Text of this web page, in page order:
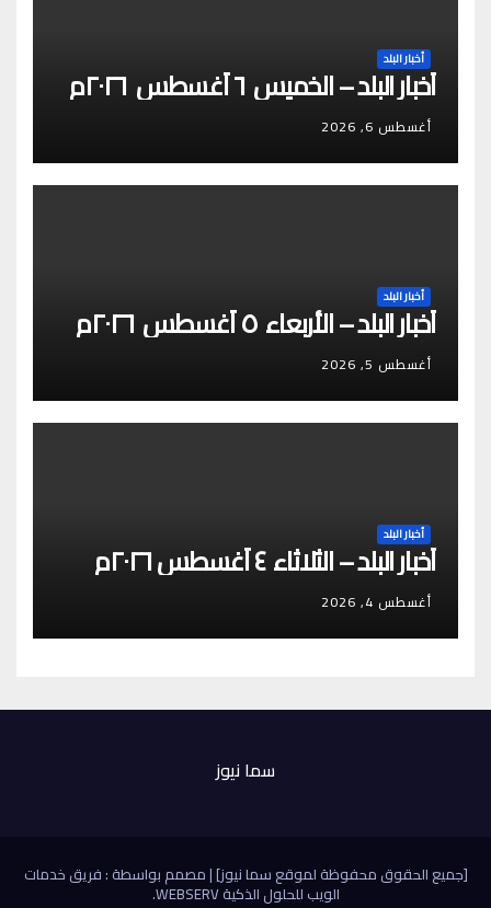
أخبار البلد
أخبار البلد – الخميس ٦ أغسطس ٢٠٢٦م
أغسطس 6, 2026
أخبار البلد
أخبار البلد – الأربعاء ٥ أغسطس ٢٠٢٦م
أغسطس 5, 2026
أخبار البلد
أخبار البلد – الثلاثاء ٤ أغسطس ٢٠٢٦م
أغسطس 4, 2026
سما نيوز
[جميع الحقوق محفوظة لموقع سما نيوز]|مصمم بواسطة : فريق خدمات
الويب للحلول الذكيةWEBSERV
.